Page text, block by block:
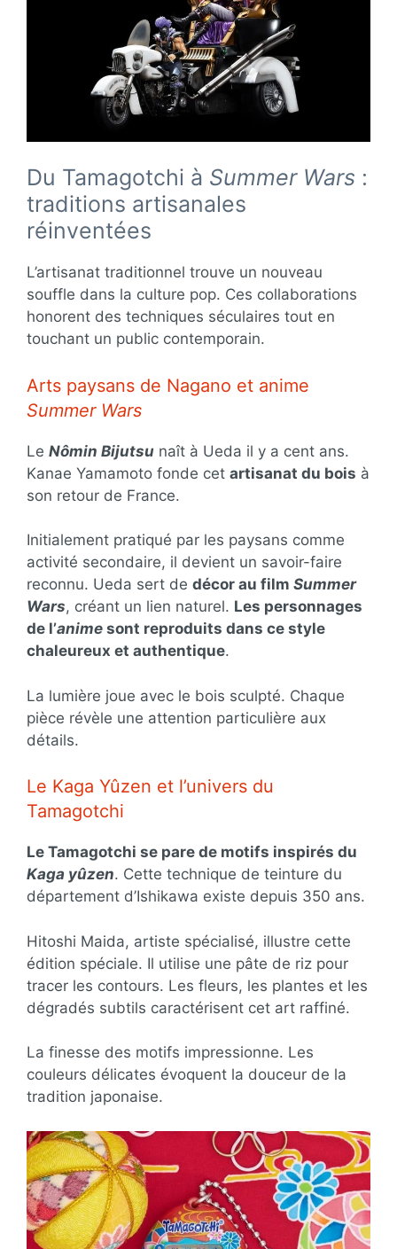
Du Tamagotchi à Summer Wars :
traditions artisanales
réinventées
L’artisanat traditionnel trouve un nouveau
souffle dans la culture pop. Ces collaborations
honorent des techniques séculaires tout en
touchant un public contemporain.
Arts paysans de Nagano et anime
Summer Wars
Le Nômin Bijutsu naît à Ueda il y a cent ans.
Kanae Yamamoto fonde cet artisanat du bois à
son retour de France.
Initialement pratiqué par les paysans comme
activité secondaire, il devient un savoir-faire
reconnu. Ueda sert de décor au film Summer
Wars, créant un lien naturel. Les personnages
de l’anime sont reproduits dans ce style
chaleureux et authentique.
La lumière joue avec le bois sculpté. Chaque
pièce révèle une attention particulière aux
détails.
Le Kaga Yûzen et l’univers du
Tamagotchi
Le Tamagotchi se pare de motifs inspirés du
Kaga yûzen. Cette technique de teinture du
département d’Ishikawa existe depuis 350 ans.
Hitoshi Maida, artiste spécialisé, illustre cette
édition spéciale. Il utilise une pâte de riz pour
tracer les contours. Les fleurs, les plantes et les
dégradés subtils caractérisent cet art raffiné.
La finesse des motifs impressionne. Les
couleurs délicates évoquent la douceur de la
tradition japonaise.